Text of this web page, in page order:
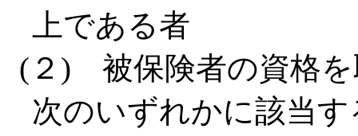
上である者
(２) 被保険者の資格を
次のいずれかに該当